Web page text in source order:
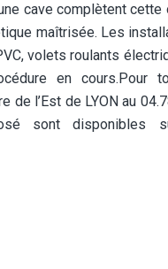
cave complètent
maîtrisée. Les
volets roulants
en cours.Pour
l’Est de LYON au
sont disponibles